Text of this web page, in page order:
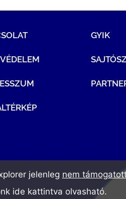
GYIK
jelenleg nem
ide kattintva olvasható.